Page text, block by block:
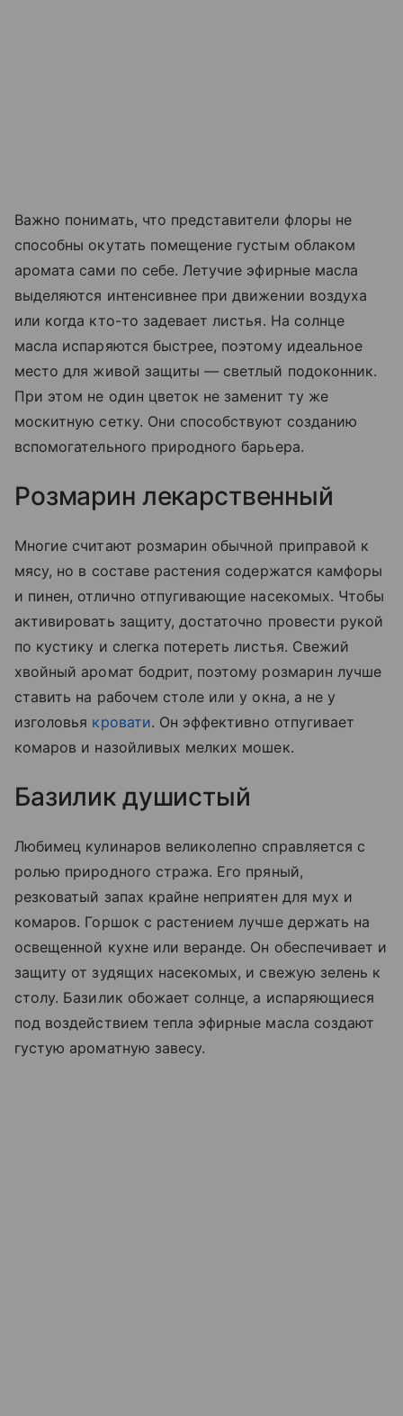
Важно понимать, что представители флоры не
способны окутать помещение густым облаком
аромата сами по себе. Летучие эфирные масла
выделяются интенсивнее при движении воздуха
или когда кто-то задевает листья. На солнце
масла испаряются быстрее, поэтому идеальное
место для живой защиты — светлый подоконник.
При этом не один цветок не заменит ту же
москитную сетку. Они способствуют созданию
вспомогательного природного барьера.
Розмарин лекарственный
Многие считают розмарин обычной приправой к
мясу, но в составе растения содержатся камфоры
и пинен, отлично отпугивающие насекомых. Чтобы
активировать защиту, достаточно провести рукой
по кустику и слегка потереть листья. Свежий
хвойный аромат бодрит, поэтому розмарин лучше
ставить на рабочем столе или у окна, а не у
изголовья кровати. Он эффективно отпугивает
комаров и назойливых мелких мошек.
Базилик душистый
Любимец кулинаров великолепно справляется с
ролью природного стража. Его пряный,
резковатый запах крайне неприятен для мух и
комаров. Горшок с растением лучше держать на
освещенной кухне или веранде. Он обеспечивает и
защиту от зудящих насекомых, и свежую зелень к
столу. Базилик обожает солнце, а испаряющиеся
под воздействием тепла эфирные масла создают
густую ароматную завесу.